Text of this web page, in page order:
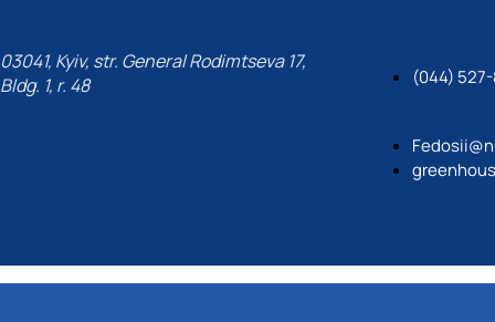
03041, Kyiv, str. General Rodimtseva 17,
Bldg. 1, r. 48
(044)